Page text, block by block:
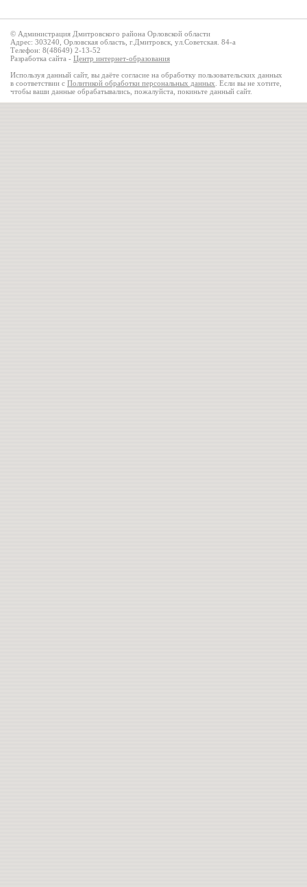
© Администрация Дмитровского района Орловской области
Адрес: 303240, Орловская область, г.Дмитровск, ул.Советская. 84-а
Телефон: 8(48649) 2-13-52
Разработка сайта - Центр интернет-образования
Используя данный сайт, вы даёте согласие на обработку пользовательских данных
в соответствии с Политикой обработки персональных данных . Если вы не хотите,
чтобы ваши данные обрабатывались, пожалуйста, покиньте данный сайт.